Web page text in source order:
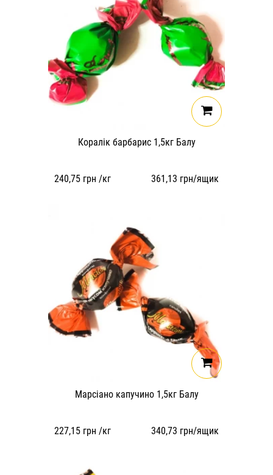
Коралік барбарис 1,5кг Балу
240,75 грн /кг 361,13 грн/ящик
Марсіано капучино 1,5кг Балу
227,15 грн /кг 340,73 грн/ящик